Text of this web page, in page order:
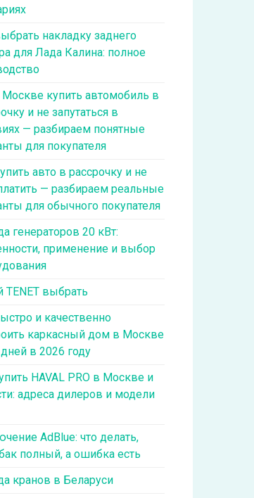
накладку заднего
для Лада Калина: полное
Москве купить автомобиль в
и не запутаться в
— разбираем понятные
для покупателя
авто в рассрочку и не
— разбираем реальные
для обычного покупателя
генераторов 20 кВт:
применение и выбор
TENET выбрать
и качественно
каркасный дом в Москве
в 2026 году
HAVAL PRO в Москве и
адреса дилеров и модели
AdBlue: что делать,
полный, а ошибка есть
кранов в Беларуси